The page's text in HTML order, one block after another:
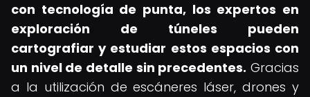
con tecnología de punta, los expertos en
exploración de túneles pueden
cartografiar y estudiar estos espacios con
un nivel de detalle sin precedentes. Gracias
a la utilización de escáneres láser, drones y